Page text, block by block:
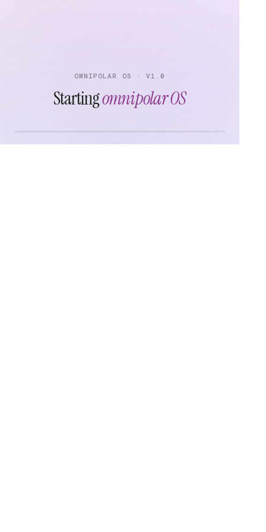
OMNIPOLAR OS · V1.0
Startingomnipolar OS